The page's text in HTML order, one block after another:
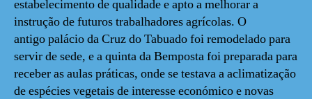
estabelecimento de qualidade e apto a melhorar a
instrução de futuros trabalhadores agrícolas. O
antigo palácio da Cruz do Tabuado foi remodelado para
servir de sede, e a quinta da Bemposta foi preparada para
receber as aulas práticas, onde se testava a aclimatização
de espécies vegetais de interesse económico e novas